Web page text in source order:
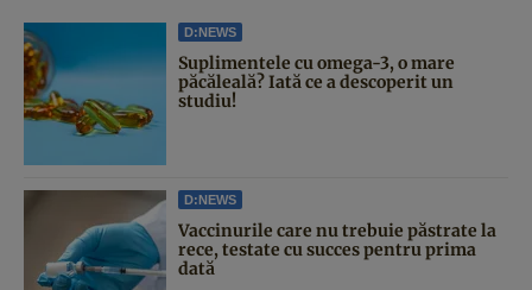
D:NEWS
Suplimentele cu omega-3, o mare
păcăleală? Iată ce a descoperit un
studiu!
D:NEWS
Vaccinurile care nu trebuie păstrate la
rece, testate cu succes pentru prima
dată